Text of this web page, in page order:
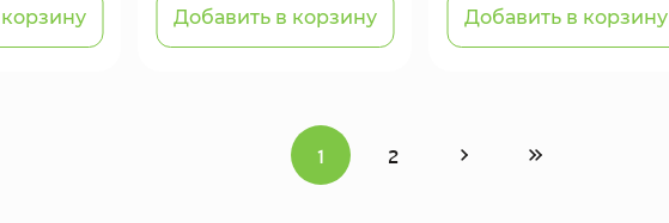
Добавить в корзину Добавить в корзину
1 2